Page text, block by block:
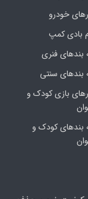
خودرو
بادی کمپ
فنری
بندهای سنتی
بازی کودک و
بندهای کودک و